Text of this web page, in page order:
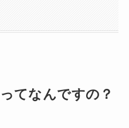
てなんですの？